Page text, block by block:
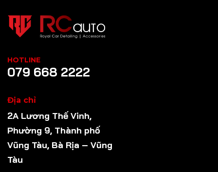
HOTLINE
079 668 2222
Địa chỉ
2A Lương Thế Vinh,
Phường 9, Thành phố
Vũng Tàu, Bà Rịa – Vũng
Tàu